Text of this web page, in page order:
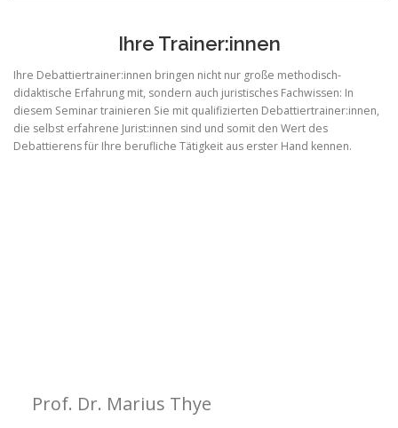
Ihre Trainer:innen
Ihre Debattiertrainer:innen bringen nicht nur große methodisch-
didaktische Erfahrung mit, sondern auch juristisches Fachwissen: In
diesem Seminar trainieren Sie mit qualifizierten Debattiertrainer:innen,
die selbst erfahrene Jurist:innen sind und somit den Wert des
Debattierens für Ihre berufliche Tätigkeit aus erster Hand kennen.
Prof. Dr. Marius Thye